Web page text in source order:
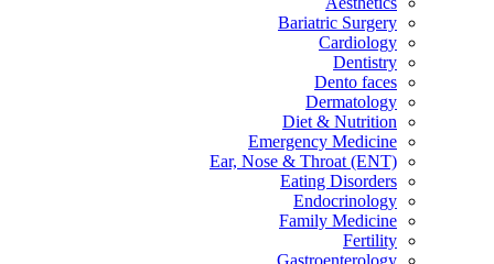
Bariatric Surgery
Cardiology
Dentistry
Dento faces
Dermatology
Diet & Nutrition
Emergency Medicine
Ear, Nose & Throat (ENT)
Eating Disorders
Endocrinology
Family Medicine
Fertility